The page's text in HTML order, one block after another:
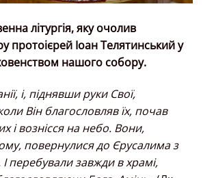
літургія, яку очолив
протоієрей Іоан Телятинський у
нашого собору.
і, піднявши руки Свої,
Він благословляв їх, почав
і вознісся на небо. Вони,
повернулися до Єрусалима з
перебували завжди в храмі,